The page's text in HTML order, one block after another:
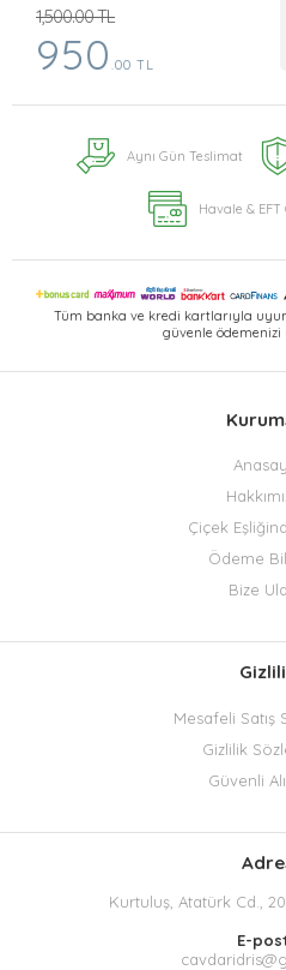
1,500.00 TL
950 .00 TL
Aynı Gün Teslimat
Havale &
Tüm banka ve kredi kartlarıyla
güvenle ödemenizi
Çiçek
Ödeme
Bize
Mesafeli Satış
Gizlilik
Güvenli
Kurtuluş, Atatürk Cd.,
E-